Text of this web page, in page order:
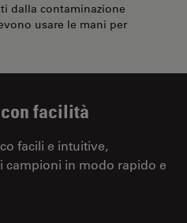
dalla contaminazione
usare le mani per
facilità
facili e intuitive,
campioni in modo rapido e